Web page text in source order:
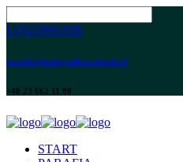
LOGOWANIE
parafia@maksymilian.plonsk.pl
+48 23 662 11 80
START